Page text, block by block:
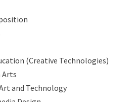
(Creative Technologies)
and Technology